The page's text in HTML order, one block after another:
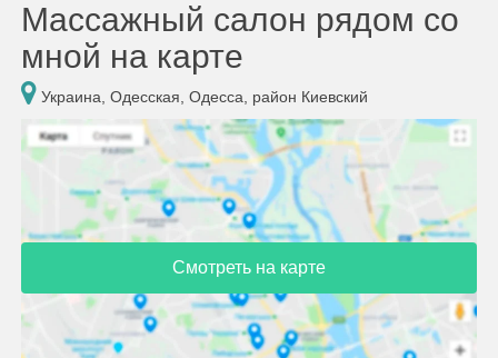
Массажный салон рядом со
мной на карте
Украина, Одесская, Одесса, район Киевский
Смотреть на карте